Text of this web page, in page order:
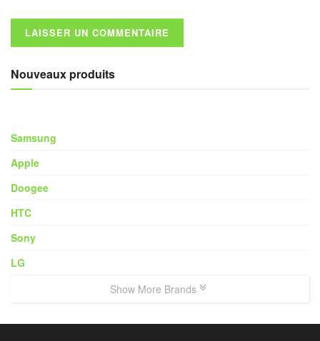
Nouveaux produits
Samsung
Apple
Doogee
HTC
Sony
LG
Show More Brands